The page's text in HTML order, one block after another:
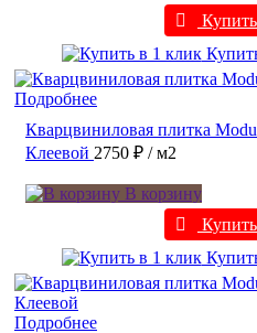
Подробнее
Кварцвиниловая плитка
Клеевой 2750 ₽ / м2
В корзину
Подробнее